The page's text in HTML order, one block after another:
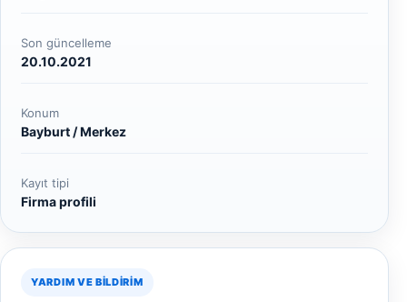
Son güncelleme
20.10.2021
Konum
Bayburt / Merkez
Kayıt tipi
Firma profili
YARDIM VE BILDIRIM